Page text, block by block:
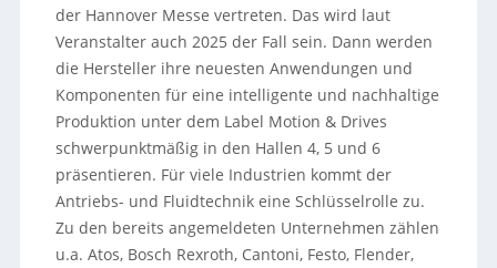
der Hannover Messe vertreten. Das wird laut
Veranstalter auch 2025 der Fall sein. Dann werden
die Hersteller ihre neuesten Anwendungen und
Komponenten für eine intelligente und nachhaltige
Produktion unter dem Label Motion & Drives
schwerpunktmäßig in den Hallen 4, 5 und 6
präsentieren. Für viele Industrien kommt der
Antriebs- und Fluidtechnik eine Schlüsselrolle zu.
Zu den bereits angemeldeten Unternehmen zählen
u.a. Atos, Bosch Rexroth, Cantoni, Festo, Flender,